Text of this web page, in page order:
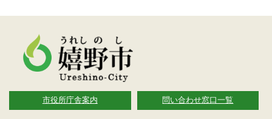
市役所庁舎案内 問い合わせ窓口一覧